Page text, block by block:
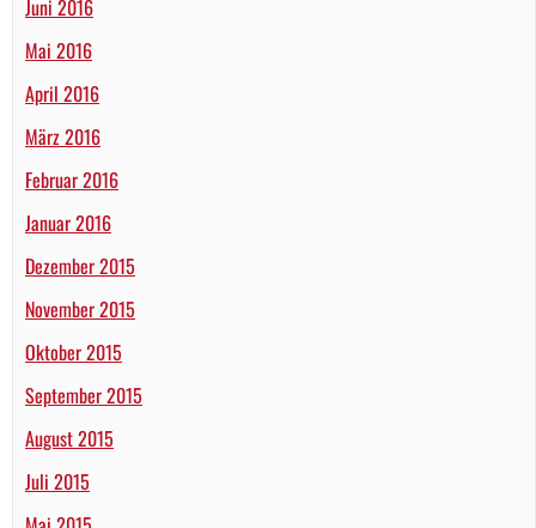
Juni 2016
Mai 2016
April 2016
März 2016
Februar 2016
Januar 2016
Dezember 2015
November 2015
Oktober 2015
September 2015
August 2015
Juli 2015